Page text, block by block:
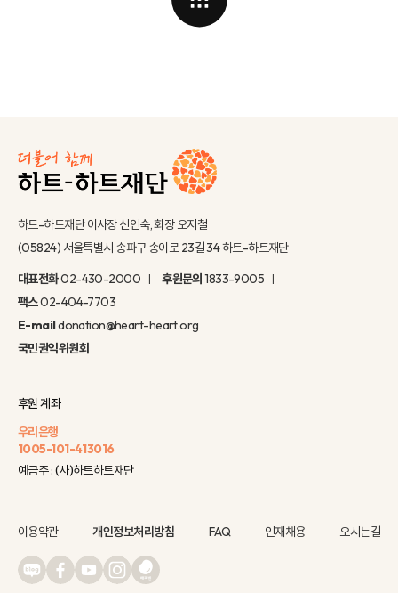
하트-하트재단 이사장 신인숙, 회장 오지철
(05824) 서울특별시 송파구 송이로 23길 34 하트-하트재단
대표전화02-430-2000 후원문의1833-9005
팩스02-404-7703
E-maildonation@heart-heart.org
국민권익위원회
후원 계좌
우리은행
1005-101-413016
예금주 : (사)하트하트재단
이용약관 개인정보처리방침 FAQ 인재채용 오시는길